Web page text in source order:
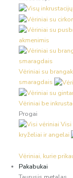
akmenimis
Vėriniai su
smaragdais
Vėriniai be
Progai
Visi
kryželiai ir angelai
Vėriniai, kurie
Pakabukai